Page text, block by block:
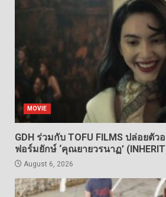
MOVIE
GDH ร่วมกับ TOFU FILMS ปล่อยตั
ฟอร์มยักษ์ ‘คุณยายวรนาฏ’
August 6, 2026